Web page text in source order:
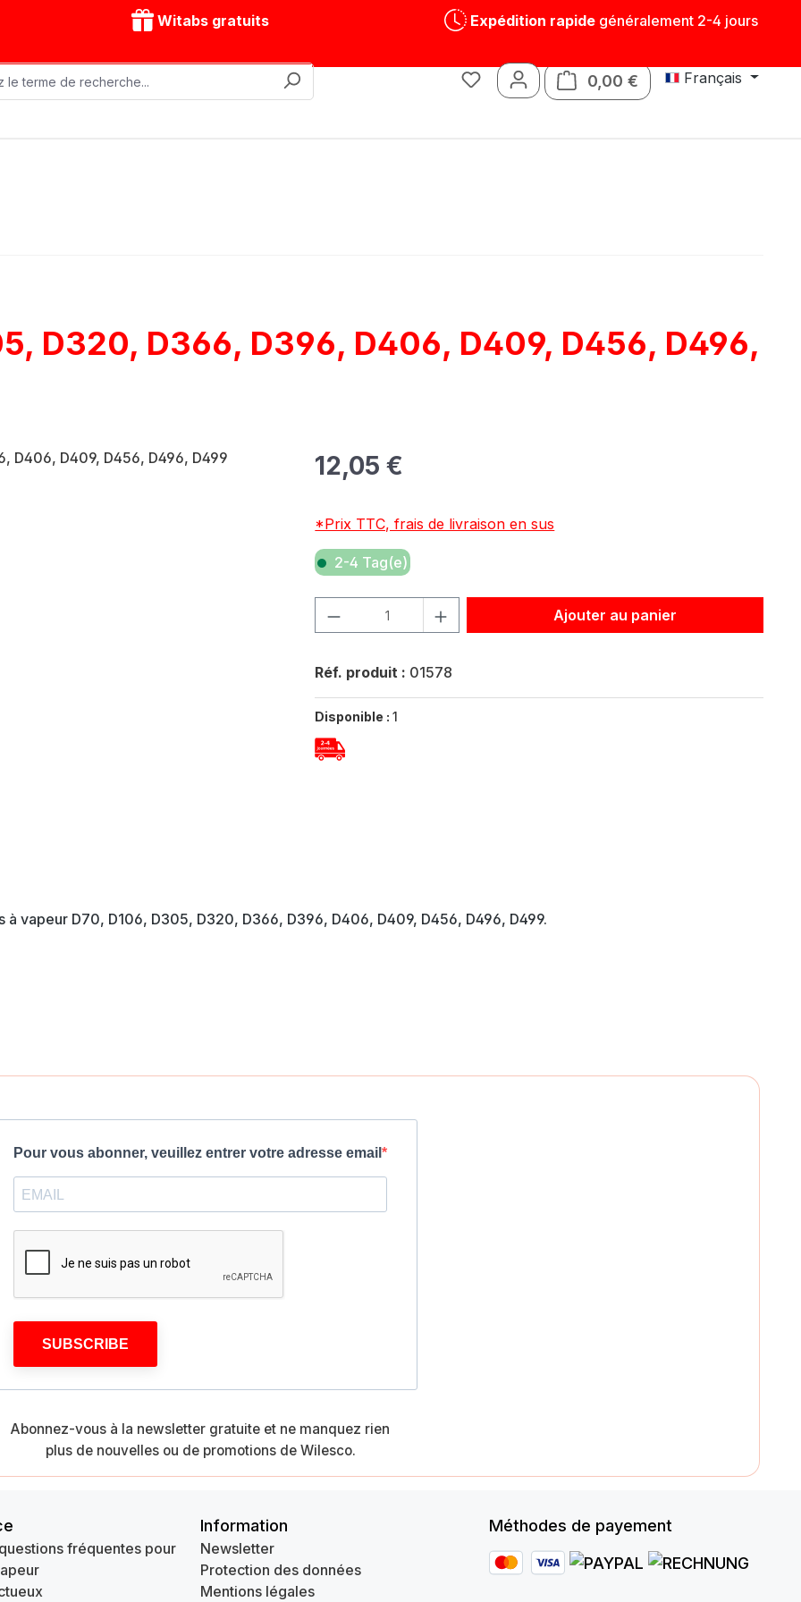
Witabs gratuits Expédition rapidegénéralement 2-4 jours
0,00 € Le panier contient 0
Français
mobiles Accessoires Modèles d'entraînement Pièces détachées
D320, D366, D396, D406, D409, D456, D496,
Prix régulier :
12,05 €
*Prix TTC, frais de livraison en sus
2-4 Tag(e)
Quantité de produit : Entrez la quantité souhaitée ou utilisez les
Ajouter au panier
Réf. produit : 01578
Disponible :1
vapeur D70, D106, D305, D320, D366, D396, D406, D409, D456, D496, D499.
Pour vous abonner, veuillez entrer votre adresse email
SUBSCRIBE
Abonnez-vous à la newsletter gratuite et ne manquez rien
plus de nouvelles ou de promotions de Wilesco.
fréquentes pour
Information
Newsletter
Protection des données
Mentions légales
Méthodes de payement